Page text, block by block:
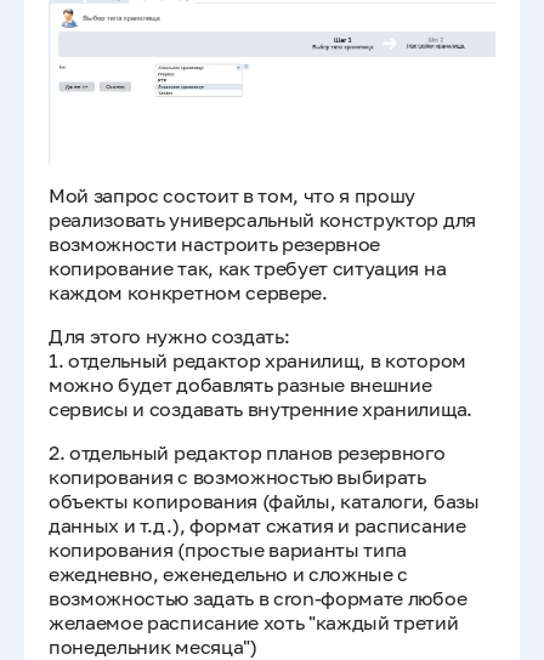
Мой запрос состоит в том, что я прошу
реализовать универсальный конструктор для
возможности настроить резервное
копирование так, как требует ситуация на
каждом конкретном сервере.
Для этого нужно создать:
1. отдельный редактор хранилищ, в котором
можно будет добавлять разные внешние
сервисы и создавать внутренние хранилища.
2. отдельный редактор планов резервного
копирования с возможностью выбирать
объекты копирования (файлы, каталоги, базы
данных и т.д.), формат сжатия и расписание
копирования (простые варианты типа
ежедневно, еженедельно и сложные с
возможностью задать в cron-формате любое
желаемое расписание хоть "каждый третий
понедельник месяца")